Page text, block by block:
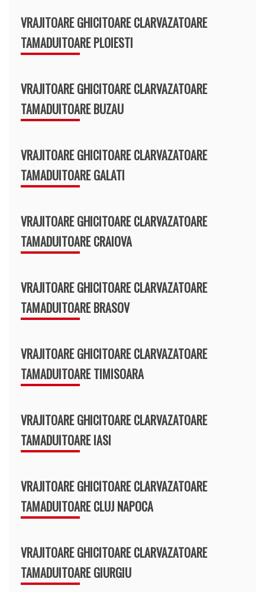
VRAJITOARE GHICITOARE CLARVAZATOARE
TAMADUITOARE PLOIESTI
VRAJITOARE GHICITOARE CLARVAZATOARE
TAMADUITOARE BUZAU
VRAJITOARE GHICITOARE CLARVAZATOARE
TAMADUITOARE GALATI
VRAJITOARE GHICITOARE CLARVAZATOARE
TAMADUITOARE CRAIOVA
VRAJITOARE GHICITOARE CLARVAZATOARE
TAMADUITOARE BRASOV
VRAJITOARE GHICITOARE CLARVAZATOARE
TAMADUITOARE TIMISOARA
VRAJITOARE GHICITOARE CLARVAZATOARE
TAMADUITOARE IASI
VRAJITOARE GHICITOARE CLARVAZATOARE
TAMADUITOARE CLUJ NAPOCA
VRAJITOARE GHICITOARE CLARVAZATOARE
TAMADUITOARE GIURGIU